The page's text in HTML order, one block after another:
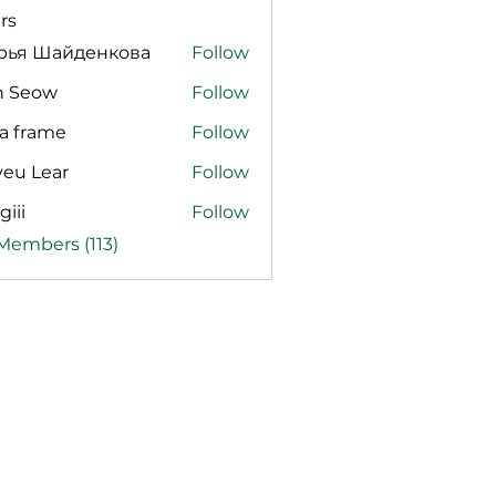
Шайденкова
Follow
Seow
Follow
frame
Follow
Lear
Follow
Follow
(113)